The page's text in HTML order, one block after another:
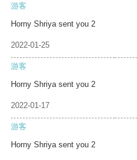
游客
Horny Shriya sent you 2
2022-01-25
游客
Horny Shriya sent you 2
2022-01-17
游客
Horny Shriya sent you 2